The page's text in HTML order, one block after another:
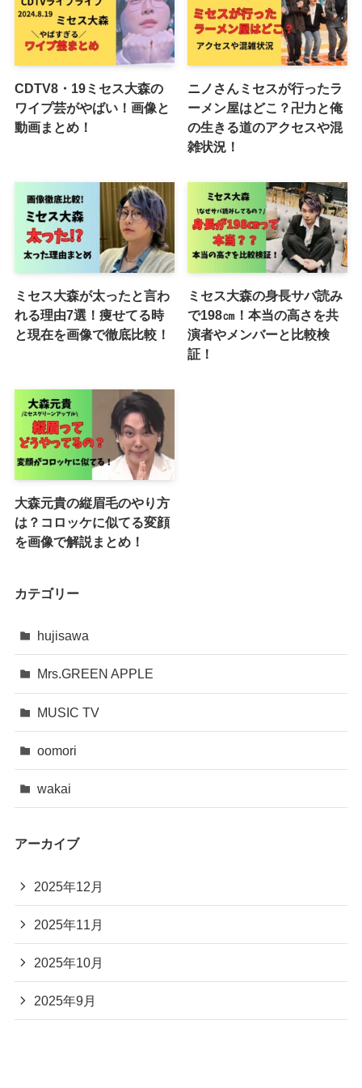
CDTV8・19ミセス大森の
ワイプ芸がやばい！画像と
動画まとめ！
ニノさんミセスが行ったラ
ーメン屋はどこ？卍力と俺
の生きる道のアクセスや混
雑状況！
ミセス大森が太ったと言わ
れる理由7選！痩せてる時
と現在を画像で徹底比較！
ミセス大森の身長サバ読み
で198㎝！本当の高さを共
演者やメンバーと比較検
証！
大森元貴の縦眉毛のやり方
は？コロッケに似てる変顔
を画像で解説まとめ！
カテゴリー
hujisawa
Mrs.GREEN APPLE
MUSIC TV
oomori
wakai
アーカイブ
2025年12月
2025年11月
2025年10月
2025年9月